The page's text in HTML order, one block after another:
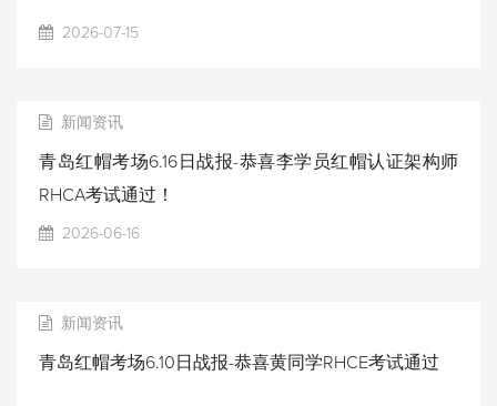
2026-07-15
新闻资讯
青岛红帽考场6.16日战报-恭喜李学员红帽认证架构师
RHCA考试通过！
2026-06-16
新闻资讯
青岛红帽考场6.10日战报-恭喜黄同学RHCE考试通过